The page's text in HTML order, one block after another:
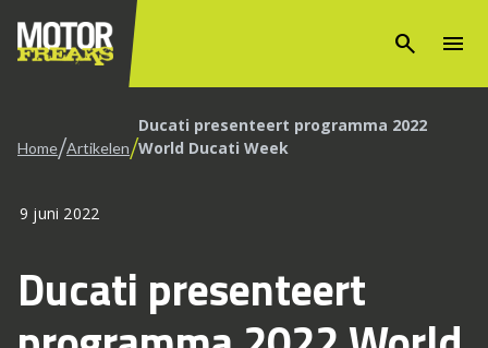
search menu
Home/Artikelen/Ducati presenteert programma 2022
World Ducati Week
9 juni 2022
Ducati presenteert